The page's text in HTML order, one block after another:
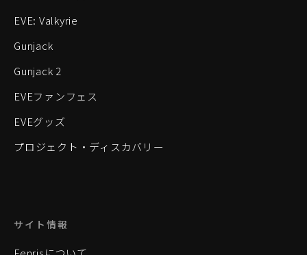
EVE: Valkyrie
Gunjack
Gunjack 2
EVEファンフェス
EVEグッズ
プロジェクト・ディスカバリー
サイト情報